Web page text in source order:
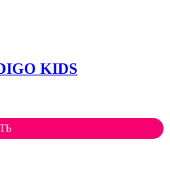
KIDS